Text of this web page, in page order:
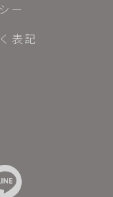
ー
表記